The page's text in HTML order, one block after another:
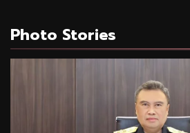
Photo Stories